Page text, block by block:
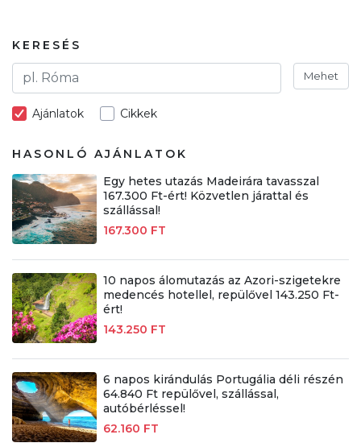
KERESÉS
Mehet
Ajánlatok Cikkek
HASONLÓ AJÁNLATOK
Egy hetes utazás Madeirára tavasszal
167.300 Ft-ért! Közvetlen járattal és
szállással!
167.300 FT
10 napos álomutazás az Azori-szigetekre
medencés hotellel, repülővel 143.250 Ft-
ért!
143.250 FT
6 napos kirándulás Portugália déli részén
64.840 Ft repülővel, szállással,
autóbérléssel!
62.160 FT